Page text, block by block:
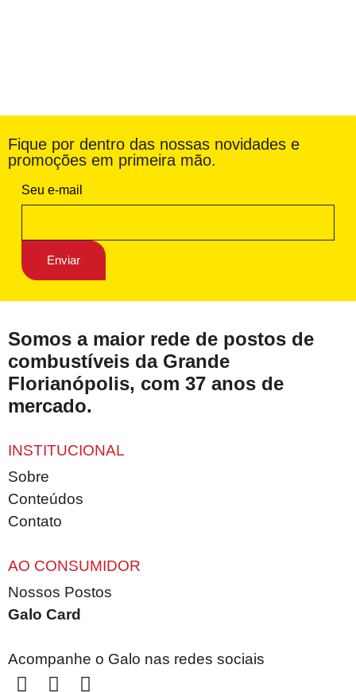
Fique por dentro das nossas novidades e
promoções em primeira mão.
Seu e-mail
Somos a maior rede de postos de
combustíveis da Grande
Florianópolis, com 37 anos de
mercado.
INSTITUCIONAL
Sobre
Conteúdos
Contato
AO CONSUMIDOR
Nossos Postos
Galo Card
Acompanhe o Galo nas redes sociais